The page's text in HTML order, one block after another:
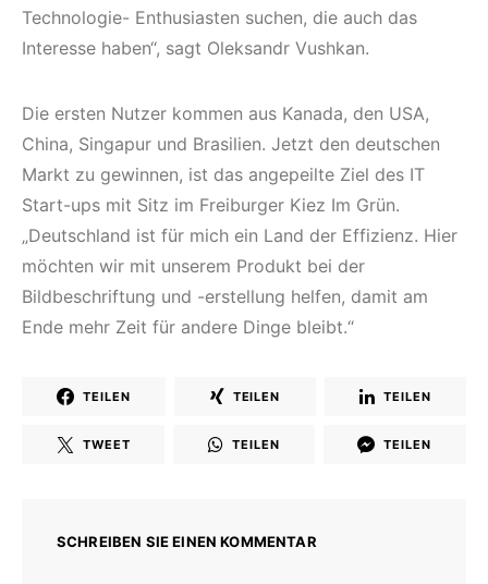
Technologie- Enthusiasten suchen, die auch das
Interesse haben“, sagt Oleksandr Vushkan.
Die ersten Nutzer kommen aus Kanada, den USA,
China, Singapur und Brasilien. Jetzt den deutschen
Markt zu gewinnen, ist das angepeilte Ziel des IT
Start-ups mit Sitz im Freiburger Kiez Im Grün.
„Deutschland ist für mich ein Land der Effizienz. Hier
möchten wir mit unserem Produkt bei der
Bildbeschriftung und -erstellung helfen, damit am
Ende mehr Zeit für andere Dinge bleibt.“
TEILEN TEILEN TEILEN
TWEET TEILEN TEILEN
SCHREIBEN SIE EINEN KOMMENTAR